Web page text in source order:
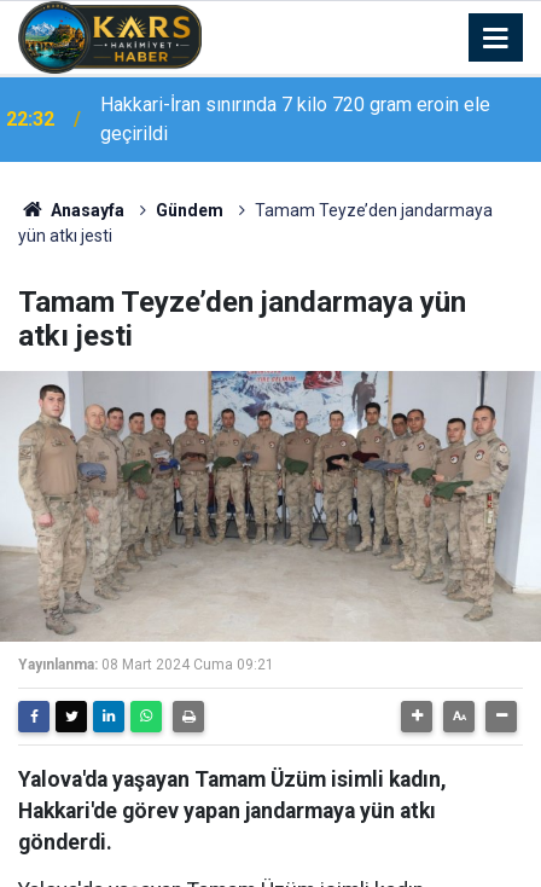
22:32
Hakkari-İran sınırında 7 kilo 720 gram eroin ele
geçirildi
21:02
Erzurum Adliyesi’nde yangın: 2 kişi dumandan
etkilendi
Anasayfa Gündem
Tamam Teyze’den jandarmaya
yün atkı jesti
Tamam Teyze’den jandarmaya yün
atkı jesti
Yayınlanma: 08 Mart 2024 Cuma 09:21
Yalova'da yaşayan Tamam Üzüm isimli kadın,
Hakkari'de görev yapan jandarmaya yün atkı
gönderdi.